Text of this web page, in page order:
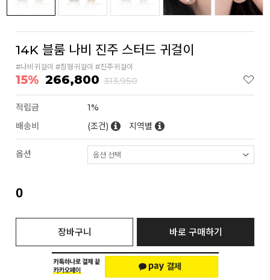
14K 블룸 나비 진주 스터드 귀걸이
#나비귀걸이 #침형귀걸이 #진주귀걸이
15% 266,800 313,950
적립금
1%
배송비
(조건) 지역별
옵션
0
장바구니 바로 구매하기